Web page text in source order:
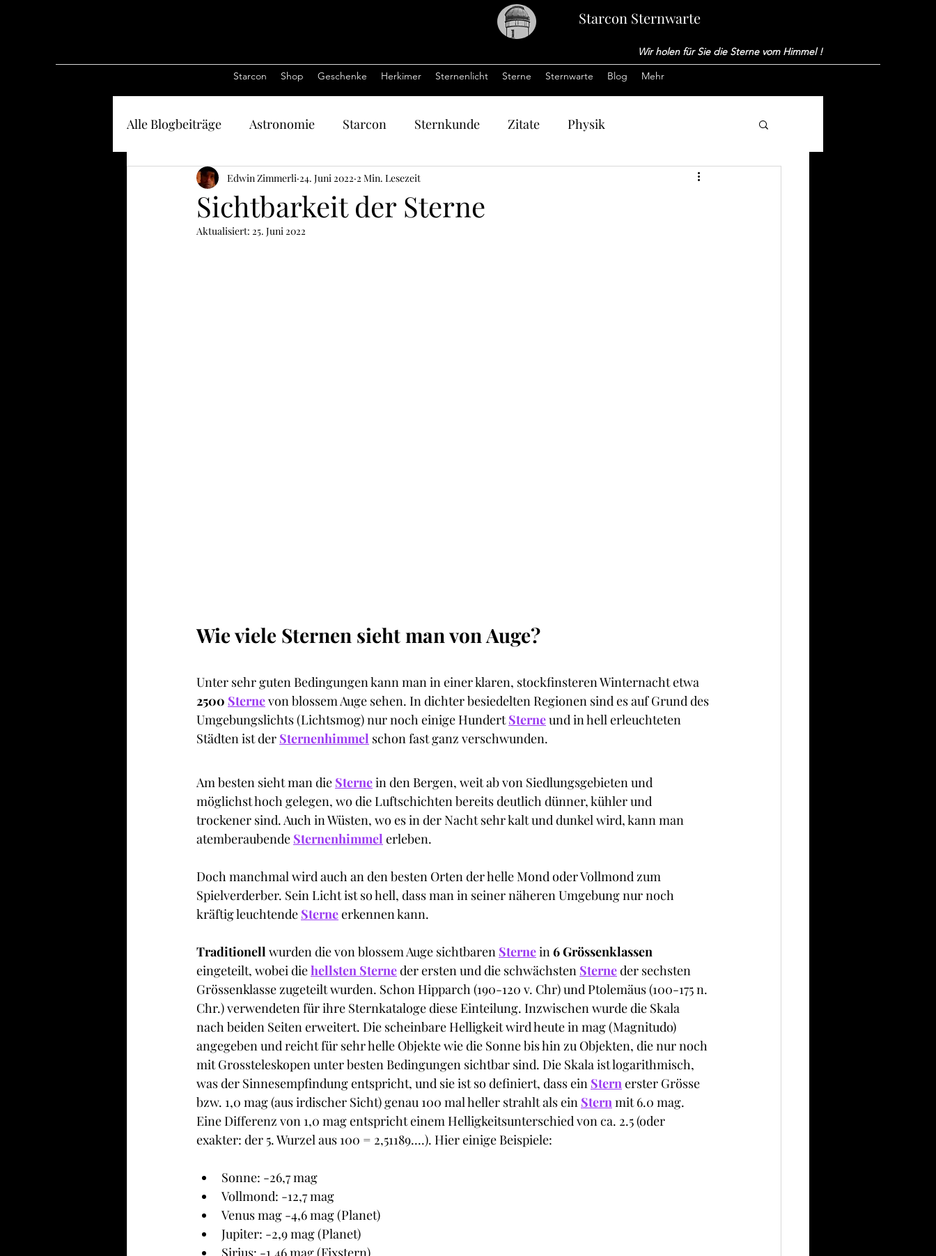
Starcon Sternwarte
Wir holen für Sie die Sterne vom Himmel !
Starcon
Shop Geschenke Herkimer Sternenlicht Sterne Sternwarte Blog Mehr
Alle Blogbeiträge Astronomie Starcon Sternkunde Zitate Physik
Sichtbarkeit der Sterne
Edwin Zimmerli 24. Juni 2022 2 Min. Lesezeit
Aktualisiert: 25. Juni 2022
Wie viele Sternen sieht man von Auge?
Unter sehr guten Bedingungen kann man in einer klaren, stockfinsteren Winternacht etwa
2500 Sterne von blossem Auge sehen. In dichter besiedelten Regionen sind es auf Grund des
Umgebungslichts (Lichtsmog) nur noch einige Hundert Sterne und in hell erleuchteten
Städten ist der Sternenhimmel schon fast ganz verschwunden.
Am besten sieht man die Sterne in den Bergen, weit ab von Siedlungsgebieten und
möglichst hoch gelegen, wo die Luftschichten bereits deutlich dünner, kühler und
trockener sind. Auch in Wüsten, wo es in der Nacht sehr kalt und dunkel wird, kann man
atemberaubende Sternenhimmel erleben.
Doch manchmal wird auch an den besten Orten der helle Mond oder Vollmond zum
Spielverderber. Sein Licht ist so hell, dass man in seiner näheren Umgebung nur noch
kräftig leuchtende Sterne erkennen kann.
Traditionell wurden die von blossem Auge sichtbaren Sterne in 6 Grössenklassen
eingeteilt, wobei die hellsten Sterne der ersten und die schwächsten Sterne der sechsten
Grössenklasse zugeteilt wurden. Schon Hipparch (190-120 v. Chr) und Ptolemäus (100-175 n.
Chr.) verwendeten für ihre Sternkataloge diese Einteilung. Inzwischen wurde die Skala
nach beiden Seiten erweitert. Die scheinbare Helligkeit wird heute in mag (Magnitudo)
angegeben und reicht für sehr helle Objekte wie die Sonne bis hin zu Objekten, die nur noch
mit Grossteleskopen unter besten Bedingungen sichtbar sind. Die Skala ist logarithmisch,
was der Sinnesempfindung entspricht, und sie ist so definiert, dass ein Stern erster Grösse
bzw. 1,0 mag (aus irdischer Sicht) genau 100 mal heller strahlt als ein Stern mit 6.0 mag.
Eine Differenz von 1,0 mag entspricht einem Helligkeitsunterschied von ca. 2.5 (oder
exakter: der 5. Wurzel aus 100 = 2,51189....). Hier einige Beispiele:
Sonne: -26,7 mag
Vollmond: -12,7 mag
Venus mag -4,6 mag (Planet)
Jupiter: -2,9 mag (Planet)
Sirius: -1,46 mag (Fixstern)